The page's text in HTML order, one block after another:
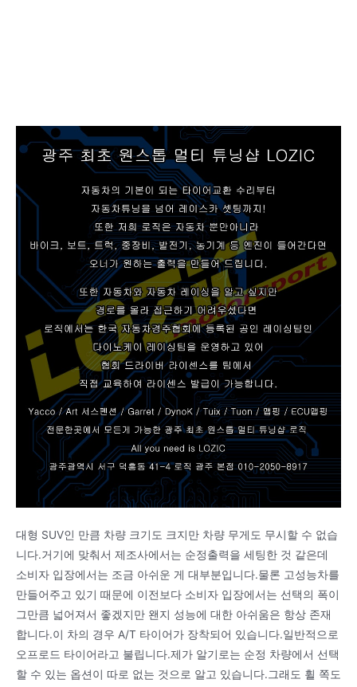
대형 SUV인 만큼 차량 크기도 크지만 차량 무게도 무시할 수 없습
니다.거기에 맞춰서 제조사에서는 순정출력을 세팅한 것 같은데
소비자 입장에서는 조금 아쉬운 게 대부분입니다.물론 고성능차를
만들어주고 있기 때문에 이전보다 소비자 입장에서는 선택의 폭이
그만큼 넓어져서 좋겠지만 왠지 성능에 대한 아쉬움은 항상 존재
합니다.이 차의 경우 A/T 타이어가 장착되어 있습니다.일반적으로
오프로드 타이어라고 불립니다.제가 알기로는 순정 차량에서 선택
할 수 있는 옵션이 따로 없는 것으로 알고 있습니다.그래도 휠 쪽도